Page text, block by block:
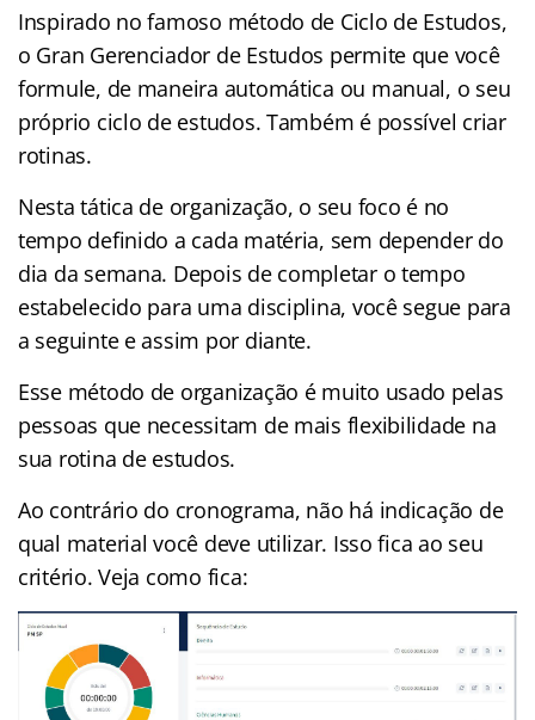
Inspirado no famoso método de Ciclo de Estudos,
o Gran Gerenciador de Estudos permite que você
formule, de maneira automática ou manual, o seu
próprio ciclo de estudos. Também é possível criar
rotinas.
Nesta tática de organização, o seu foco é no
tempo definido a cada matéria, sem depender do
dia da semana. Depois de completar o tempo
estabelecido para uma disciplina, você segue para
a seguinte e assim por diante.
Esse método de organização é muito usado pelas
pessoas que necessitam de mais flexibilidade na
sua rotina de estudos.
Ao contrário do cronograma, não há indicação de
qual material você deve utilizar. Isso fica ao seu
critério. Veja como fica: